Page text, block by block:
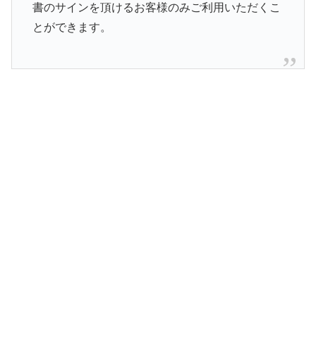
書のサインを頂けるお客様のみご利用いただくこ
とができます。